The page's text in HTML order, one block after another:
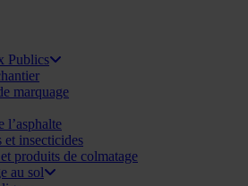
Publics
marquage
l’asphalte
et insecticides
produits de colmatage
au sol